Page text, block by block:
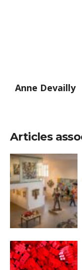
Anne Devailly
Articles